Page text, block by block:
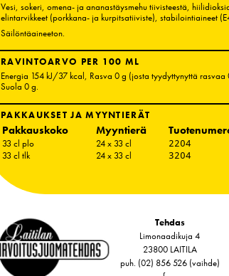
Vesi, sokeri, omena- ja ananastäysmehu tiivisteestä,
elintarvikkeet (porkkana- ja kurpitsatiiviste), stabilointiaineet
Säilöntäaineeton.
RAVINTOARVO PER 100 ML
Energia 154 kJ/37 kcal, Rasva 0 g (josta tyydyttynyttä rasvaa
Suola 0 g.
PAKKAUKSET JA MYYNTIERÄT
Pakkauskoko Myyntierä
33 cl plo 24 x 33 cl 2204
33 cl tlk 24 x 33 cl 3204
Tehdas
Limonaadikuja 4
23800 LAITILA
puh. (02) 856 526 (vaihde)